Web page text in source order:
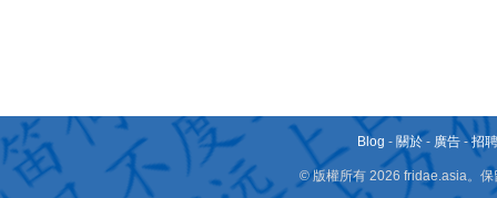
Blog - 關於 - 廣告 -招
© 版權所有 2026 fridae.asia。